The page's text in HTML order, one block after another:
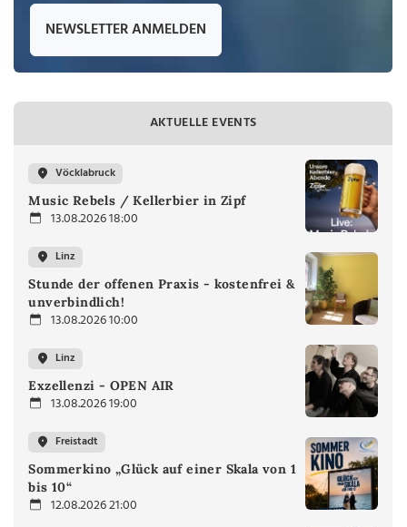
NEWSLETTER ANMELDEN
AKTUELLE EVENTS
Vöcklabruck
Music Rebels / Kellerbier in Zipf
13.08.2026 18:00
Linz
Stunde der offenen Praxis - kostenfrei &
unverbindlich!
13.08.2026 10:00
Linz
Exzellenzi - OPEN AIR
13.08.2026 19:00
Freistadt
Sommerkino „Glück auf einer Skala von 1
bis 10“
12.08.2026 21:00